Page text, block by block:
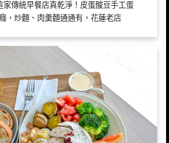
家傳統早餐店真乾淨！皮蛋酸豆手工蛋
，炒麵、肉羹麵通通有，花蓮老店